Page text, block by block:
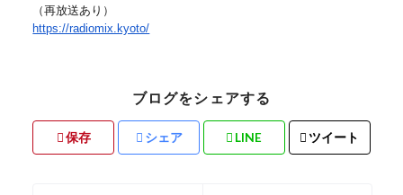
（再放送あり）
https://radiomix.kyoto/
ブログをシェアする
保存 シェア LINE ツイート